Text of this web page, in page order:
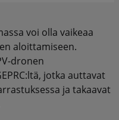
voi olla vaikeaa
aloittamiseen.
dronen
jotka auttavat
ja takaavat